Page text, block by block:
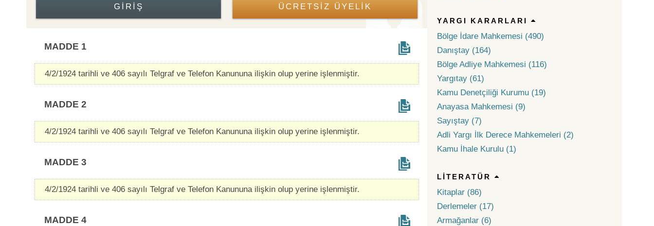
GIRIŞ ÜCRETSİZ ÜYELİK
MADDE 1
4/2/1924 tarihli ve 406 sayılı Telgraf ve Telefon Kanununa ilişkin olup yerine işlenmiştir.
MADDE 2
4/2/1924 tarihli ve 406 sayılı Telgraf ve Telefon Kanununa ilişkin olup yerine işlenmiştir.
MADDE 3
4/2/1924 tarihli ve 406 sayılı Telgraf ve Telefon Kanununa ilişkin olup yerine işlenmiştir.
MADDE 4
YARGI KARARLARI
Bölge İdare Mahkemesi (490)
Danıştay (164)
Bölge Adliye Mahkemesi (116)
Yargıtay (61)
Kamu Denetçiliği Kurumu (19)
Anayasa Mahkemesi (9)
Sayıştay (7)
Adli Yargı İlk Derece Mahkemeleri (2)
Kamu İhale Kurulu (1)
LITERATÜR
Kitaplar (86)
Derlemeler (17)
Armağanlar (6)